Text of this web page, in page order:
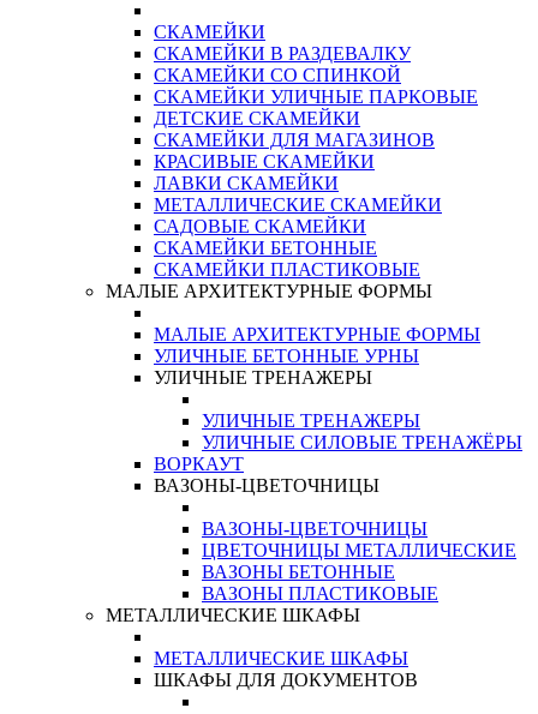
СКАМЕЙКИ
СКАМЕЙКИ В РАЗДЕВАЛКУ
СКАМЕЙКИ СО СПИНКОЙ
СКАМЕЙКИ УЛИЧНЫЕ ПАРКОВЫЕ
ДЕТСКИЕ СКАМЕЙКИ
СКАМЕЙКИ ДЛЯ МАГАЗИНОВ
КРАСИВЫЕ СКАМЕЙКИ
ЛАВКИ СКАМЕЙКИ
МЕТАЛЛИЧЕСКИЕ СКАМЕЙКИ
САДОВЫЕ СКАМЕЙКИ
СКАМЕЙКИ БЕТОННЫЕ
СКАМЕЙКИ ПЛАСТИКОВЫЕ
МАЛЫЕ АРХИТЕКТУРНЫЕ ФОРМЫ
МАЛЫЕ АРХИТЕКТУРНЫЕ ФОРМЫ
УЛИЧНЫЕ БЕТОННЫЕ УРНЫ
УЛИЧНЫЕ ТРЕНАЖЕРЫ
УЛИЧНЫЕ ТРЕНАЖЕРЫ
УЛИЧНЫЕ СИЛОВЫЕ ТРЕНАЖЁРЫ
ВОРКАУТ
ВАЗОНЫ-ЦВЕТОЧНИЦЫ
ВАЗОНЫ-ЦВЕТОЧНИЦЫ
ЦВЕТОЧНИЦЫ МЕТАЛЛИЧЕСКИЕ
ВАЗОНЫ БЕТОННЫЕ
ВАЗОНЫ ПЛАСТИКОВЫЕ
МЕТАЛЛИЧЕСКИЕ ШКАФЫ
МЕТАЛЛИЧЕСКИЕ ШКАФЫ
ШКАФЫ ДЛЯ ДОКУМЕНТОВ